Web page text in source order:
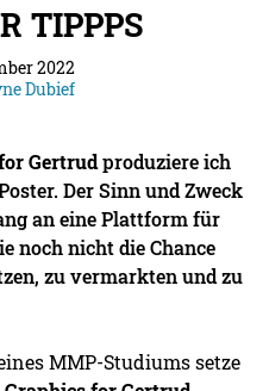
TIPPPS
2022
Dubief
Gertrudproduziere ich
Der Sinn und Zweck
an eine Plattform für
noch nicht die Chance
zu vermarkten und zu
MMP-Studiums setze